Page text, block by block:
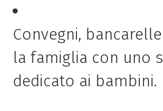
Convegni,
la famiglia con uno
dedicato ai bambini.